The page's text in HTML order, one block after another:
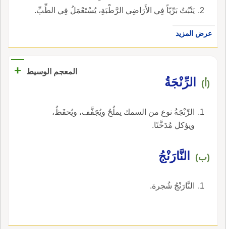
يَنْبُتُ بَرِّيّاً فِي الأَرَاضِي الرَّطْبَةِ، يُسْتَعْمَلُ فِي الطِّبِّ.
عرض المزيد
المعجم الوسيط +
(أ) الرِّنْجَةُ
الرِّنْجَةُ نوع من السمك يملُحُ ويُجَفَّف، ويُحفَظُ،
ويؤكل مُدَخَّنًا.
(ب) النَّارَنْجُ
النَّارَنْجُ شُجرة.